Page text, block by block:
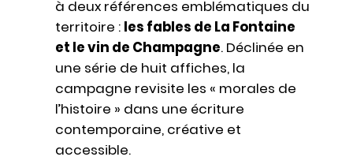
à deux références emblématiques du
territoire : les fables de La Fontaine
et le vin de Champagne. Déclinée en
une série de huit affiches, la
campagne revisite les « morales de
l’histoire » dans une écriture
contemporaine, créative et
accessible.